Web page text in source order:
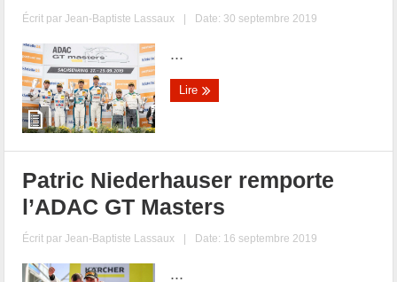
Écrit parJean-Baptiste Lassaux | Date: 30 septembre 2019
...
Lire
Patric Niederhauser remporte
l’ADAC GT Masters
Écrit parJean-Baptiste Lassaux | Date: 16 septembre 2019
...